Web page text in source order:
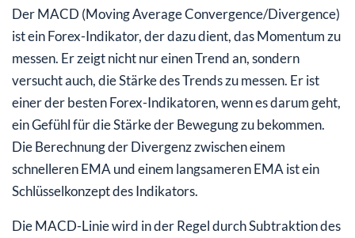
Der MACD (Moving Average Convergence/Divergence)
ist ein Forex-Indikator, der dazu dient, das Momentum zu
messen. Er zeigt nicht nur einen Trend an, sondern
versucht auch, die Stärke des Trends zu messen. Er ist
einer der besten Forex-Indikatoren, wenn es darum geht,
ein Gefühl für die Stärke der Bewegung zu bekommen.
Die Berechnung der Divergenz zwischen einem
schnelleren EMA und einem langsameren EMA ist ein
Schlüsselkonzept des Indikators.
Die MACD-Linie wird in der Regel durch Subtraktion des